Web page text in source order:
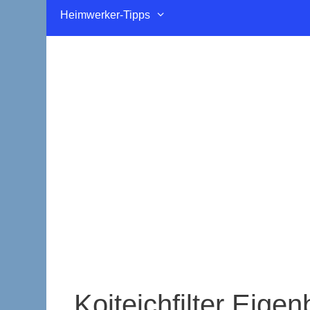
Heimwerker-Tipps